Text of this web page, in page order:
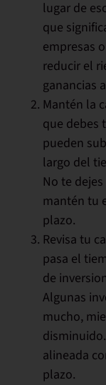
lugar de
que
empresas
reducir el
ganancias
Mantén la
que debes
pueden
largo del
No te
mantén tu
plazo.
Revisa tu
pasa el
de
Algunas
mucho,
alineada
plazo.